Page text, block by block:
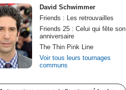
David Schwimmer
Friends : Les retrouvailles
Friends 25 : Celui qui fête son
anniversaire
The Thin Pink Line
Voir tous leurs tournages
communs